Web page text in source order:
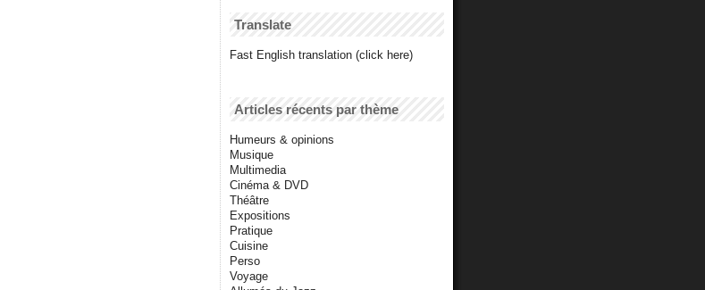
Translate
Fast English translation (click here)
Articles récents par thème
Humeurs & opinions
Musique
Multimedia
Cinéma & DVD
Théâtre
Expositions
Pratique
Cuisine
Perso
Voyage